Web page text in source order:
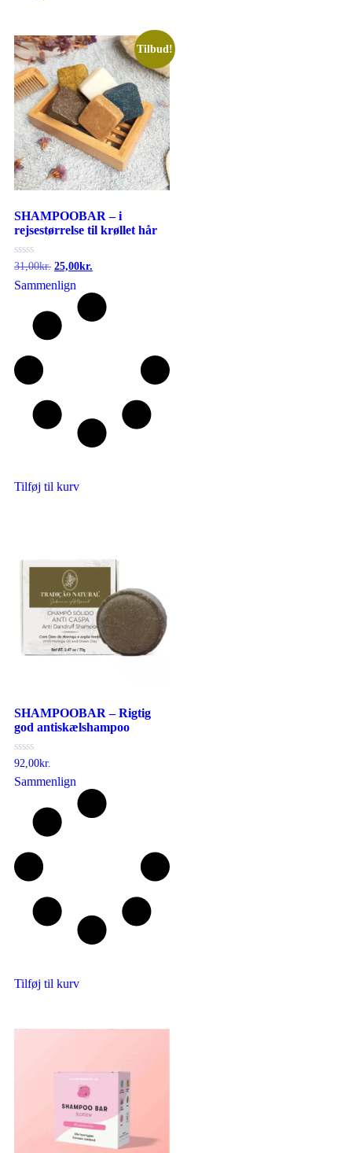
Tilbud!
SHAMPOOBAR – i
rejsestørrelse til krøllet hår
Vurderet
ud
31,00kr. 25,00kr.
Sammenlign
Tilføj til kurv
SHAMPOOBAR – Rigtig
god antiskælshampoo
Vurderet
ud
92,00kr.
Sammenlign
Tilføj til kurv